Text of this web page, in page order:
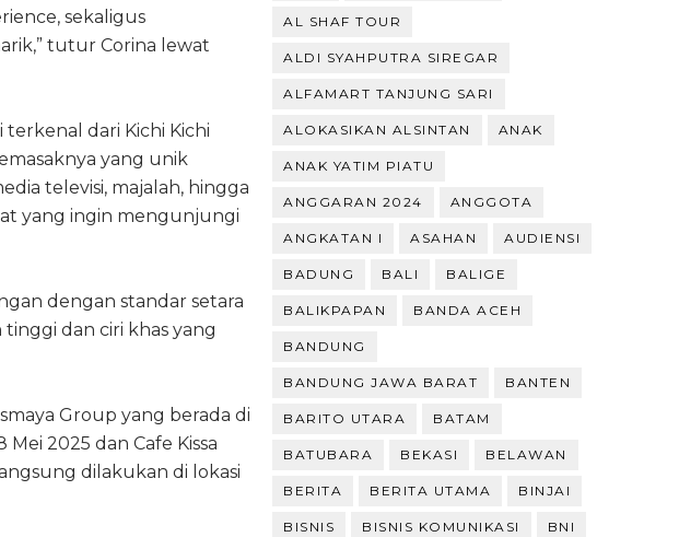
sekaligus
tutur Corina lewat
dari Kichi Kichi
yang unik
televisi, majalah, hingga
yang ingin mengunjungi
dengan standar setara
dan ciri khas yang
Group yang berada di
Mei 2025 dan Cafe Kissa
dilakukan di lokasi
AL SHAF TOUR
ALDI SYAHPUTRA SIREGAR
ALFAMART TANJUNG SARI
ALOKASIKAN ALSINTAN ANAK
ANAK YATIM PIATU
ANGGARAN 2024 ANGGOTA
ANGKATAN I ASAHAN AUDIENSI
BADUNG BALI BALIGE
BALIKPAPAN BANDA ACEH
BANDUNG
BANDUNG JAWA BARAT BANTEN
BARITO UTARA BATAM
BATUBARA BEKASI BELAWAN
BERITA BERITA UTAMA BINJAI
BISNIS BISNIS KOMUNIKASI BNI